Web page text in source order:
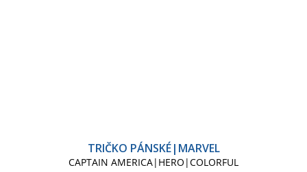
TRIČKO PÁNSKÉ|MARVEL
CAPTAIN AMERICA|HERO|COLORFUL